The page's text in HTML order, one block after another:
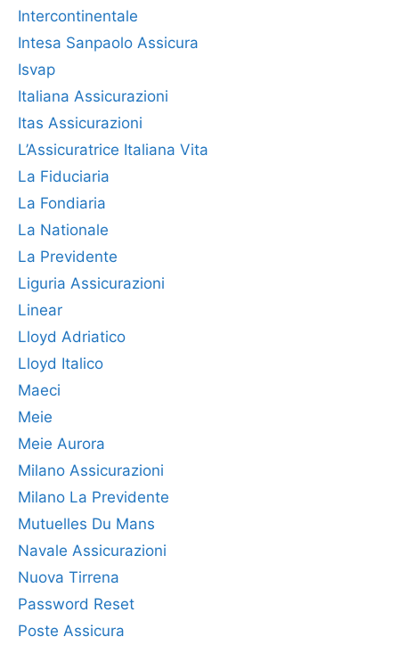
Intercontinentale
Intesa Sanpaolo Assicura
Isvap
Italiana Assicurazioni
Itas Assicurazioni
L’Assicuratrice Italiana Vita
La Fiduciaria
La Fondiaria
La Nationale
La Previdente
Liguria Assicurazioni
Linear
Lloyd Adriatico
Lloyd Italico
Maeci
Meie
Meie Aurora
Milano Assicurazioni
Milano La Previdente
Mutuelles Du Mans
Navale Assicurazioni
Nuova Tirrena
Password Reset
Poste Assicura